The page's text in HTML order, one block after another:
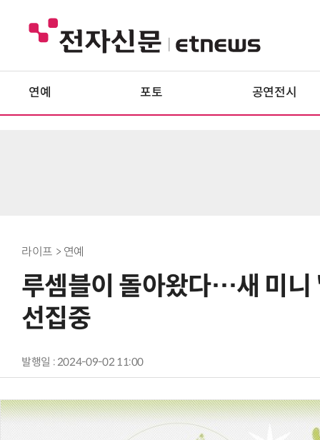
연예 포토 공연전시
라이프 > 연예
루셈블이 돌아왔다…새 미
선집중
발행일 : 2024-09-02 11:00
AI Native Enterprise를 지원하는 AI Ready Data